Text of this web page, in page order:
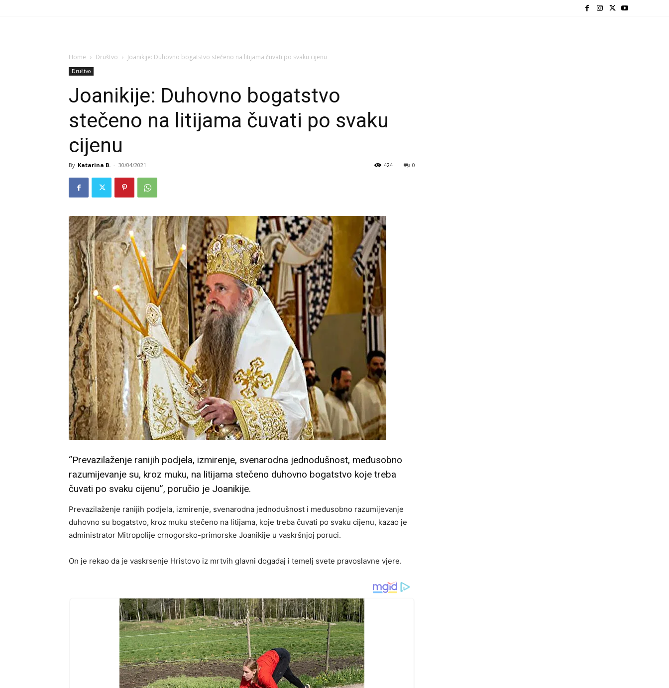
Home Društvo Joanikije: Duhovno bogatstvo stečeno na litijama čuvati po svaku cijenu
Društvo
Joanikije: Duhovno bogatstvo
stečeno na litijama čuvati po svaku
cijenu
By Katarina B. - 30/04/2021 0
424
“Prevazilaženje ranijih podjela, izmirenje, svenarodna jednodušnost, međusobno
razumijevanje su, kroz muku, na litijama stečeno duhovno bogatstvo koje treba
čuvati po svaku cijenu”, poručio je Joanikije.
Prevazilaženje ranijih podjela, izmirenje, svenarodna jednodušnost i međusobno razumijevanje
duhovno su bogatstvo, kroz muku stečeno na litijama, koje treba čuvati po svaku cijenu, kazao je
administrator Mitropolije crnogorsko-primorske Joanikije u vaskršnjoj poruci.
On je rekao da je vaskrsenje Hristovo iz mrtvih glavni događaj i temelj svete pravoslavne vjere.